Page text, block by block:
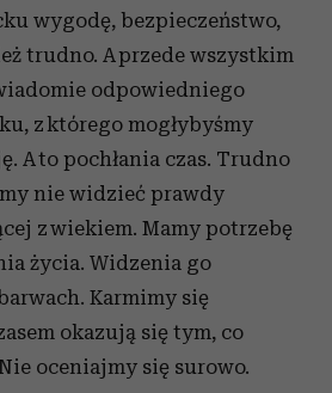
te informacje z innymi danymi
lub uzyskanymi podczas
wygodę, bezpieczeństwo,
trudno. A przede wszystkim
odpowiedniego
z którego mogłybyśmy
A to pochłania czas. Trudno
nie widzieć prawdy
z wiekiem. Mamy potrzebę
życia. Widzenia go
Karmimy się
okazują się tym, co
oceniajmy się surowo.